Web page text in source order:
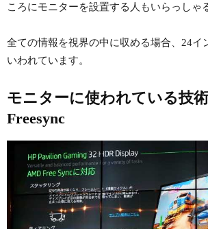
ころにモニターを設置する人もいらっしゃ
全ての情報を視界の中に収める場合、24イ
いわれています。
モニターに使われている技
Freesync